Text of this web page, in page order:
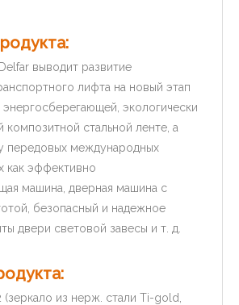
выводит развитие
лифта на новый этап
экологически
композитной стальной ленте, а
передовых международных
как эффективно
машина, дверная машина с
безопасный и надежное
двери световой завесы и т. д.
из нерж. стали Ti-gold,